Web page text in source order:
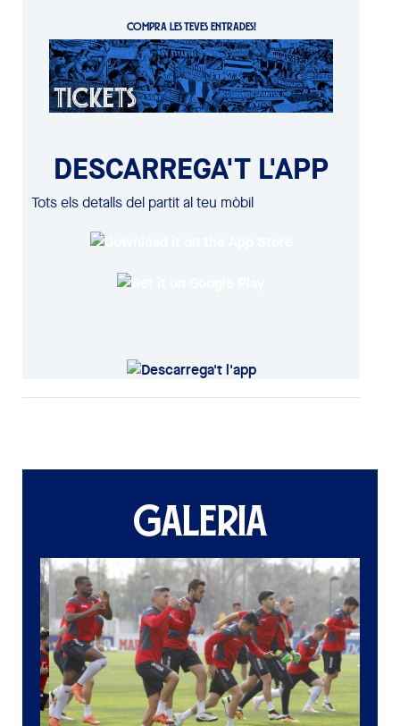
COMPRA LES TEVES ENTRADES!
DESCARREGA'T L'APP
Tots els detalls del partit al teu mòbil
GALERIA